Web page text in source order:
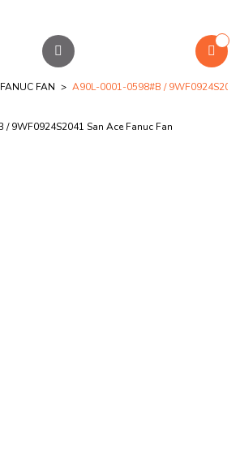
FANUC FAN A90L-0001-0598#B /